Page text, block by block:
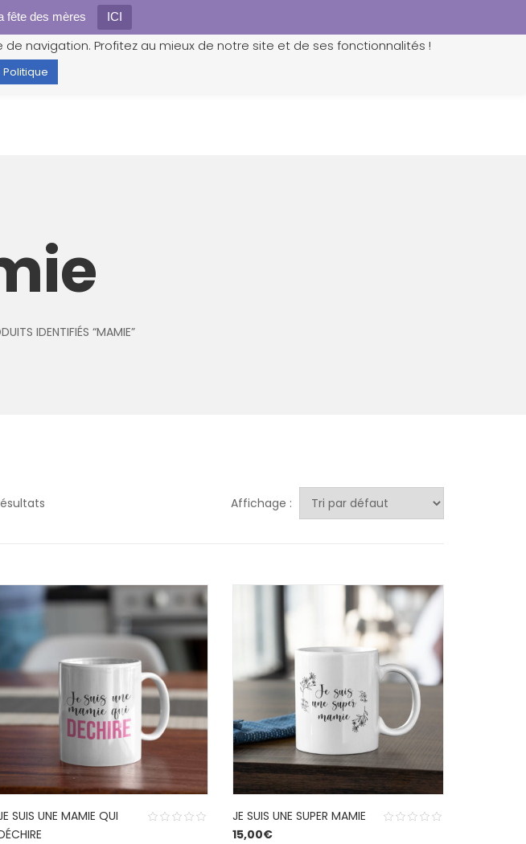
fête des mères ICI
IDENTIFIÉS “MAMIE”
Affichage :
SUIS UNE MAMIE QUI
JE SUIS UNE SUPER MAMIE
15,00€
navigation. Profitez au mieux de notre site et de ses fonctionnalités !
Politique